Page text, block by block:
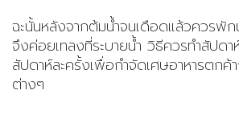
ฉะนั้นหลังจากต้มน้ำจนเดือดแล้วควรพั
จึงค่อยเทลงที่ระบายน้ำ วิธีควรทำสัปดา
สัปดาห์ละครั้งเพื่อกำจัดเศษอาหารตกค้
ต่างๆ